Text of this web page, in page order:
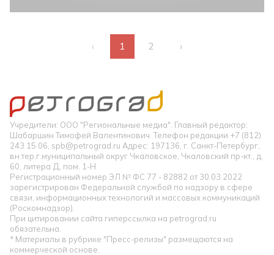
‹ 1 2 ›
Учредители: ООО "Региональные медиа". Главный редактор:
Шабаршин Тимофей Валентинович. Телефон редакции +7 (812)
243 15 06, spb@petrograd.ru Адрес: 197136, г. Санкт-Петербург,
вн.тер.г.муниципальный округ Чкаловское, Чкаловский пр-кт., д.
60, литера Д, пом. 1-Н
Регистрационный номер ЭЛ № ФС 77 - 82882 от 30.03.2022
зарегистрирован Федеральной службой по надзору в сфере
связи, информационных технологий и массовых коммуникаций
(Роскомнадзор).
При цитировании сайта гиперссылка на petrograd.ru
обязательна.
* Материалы в рубрике "Пресс-релизы" размещаются на
коммерческой основе.